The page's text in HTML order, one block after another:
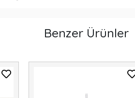
Benzer Ürünler